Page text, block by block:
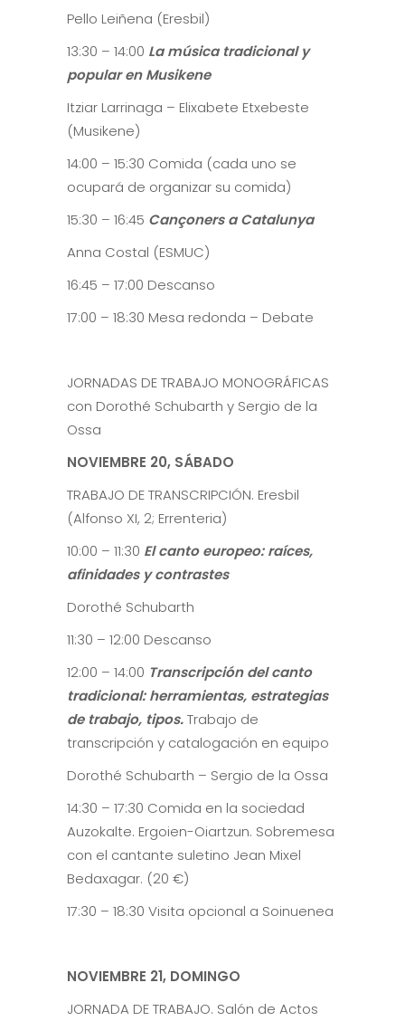
Pello Leiñena (Eresbil)
13:30 – 14:00 La música tradicional y
popular en Musikene
Itziar Larrinaga – Elixabete Etxebeste
(Musikene)
14:00 – 15:30 Comida (cada uno se
ocupará de organizar su comida)
15:30 – 16:45 Cançoners a Catalunya
Anna Costal (ESMUC)
16:45 – 17:00 Descanso
17:00 – 18:30 Mesa redonda – Debate
JORNADAS DE TRABAJO MONOGRÁFICAS
con Dorothé Schubarth y Sergio de la
Ossa
NOVIEMBRE 20, SÁBADO
TRABAJO DE TRANSCRIPCIÓN. Eresbil
(Alfonso XI, 2; Errenteria)
10:00 – 11:30 El canto europeo: raíces,
afinidades y contrastes
Dorothé Schubarth
11:30 – 12:00 Descanso
12:00 – 14:00 Transcripción del canto
tradicional: herramientas, estrategias
de trabajo, tipos.Trabajo de
transcripción y catalogación en equipo
Dorothé Schubarth – Sergio de la Ossa
14:30 – 17:30 Comida en la sociedad
Auzokalte. Ergoien-Oiartzun. Sobremesa
con el cantante suletino Jean Mixel
Bedaxagar. (20 €)
17:30 – 18:30 Visita opcional a Soinuenea
NOVIEMBRE 21, DOMINGO
JORNADA DE TRABAJO. Salón de Actos